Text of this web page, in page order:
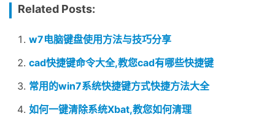
Related Posts:
w7电脑键盘使用方法与技巧分享
cad快捷键命令大全,教您cad有哪些快捷键
常用的win7系统快捷键方式快捷方法大全
如何一键清除系统Xbat,教您如何清理